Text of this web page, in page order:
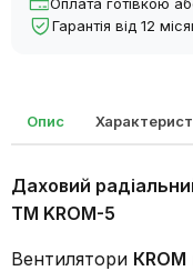
Гарантія від 12
Опис
Даховий
ТМ KROM-5
Вентилятори КROM